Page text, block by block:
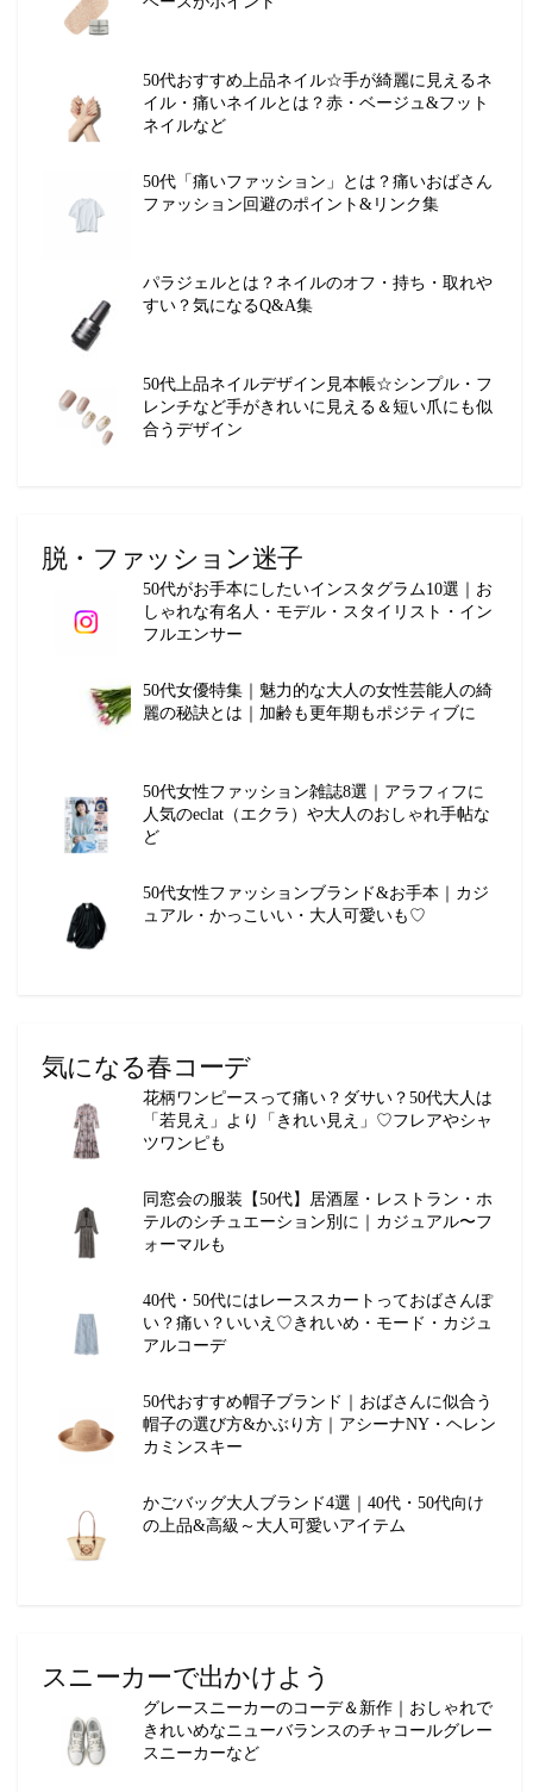
50代おすすめ上品ネイル☆手が綺麗に見えるネ
イル・痛いネイルとは？赤・ベージュ&フット
ネイルなど
50代「痛いファッション」とは？痛いおばさん
ファッション回避のポイント&リンク集
パラジェルとは？ネイルのオフ・持ち・取れや
すい？気になるQ&A集
50代上品ネイルデザイン見本帳☆シンプル・フ
レンチなど手がきれいに見える＆短い爪にも似
合うデザイン
脱・ファッション迷子
50代がお手本にしたいインスタグラム10選｜お
しゃれな有名人・モデル・スタイリスト・イン
フルエンサー
50代女優特集｜魅力的な大人の女性芸能人の綺
麗の秘訣とは｜加齢も更年期もポジティブに
50代女性ファッション雑誌8選｜アラフィフに
人気のeclat（エクラ）や大人のおしゃれ手帖な
ど
50代女性ファッションブランド&お手本｜カジ
ュアル・かっこいい・大人可愛いも♡
気になる春コーデ
花柄ワンピースって痛い？ダサい？50代大人は
「若見え」より「きれい見え」♡フレアやシャ
ツワンピも
同窓会の服装【50代】居酒屋・レストラン・ホ
テルのシチュエーション別に｜カジュアル〜フ
ォーマルも
40代・50代にはレーススカートっておばさんぽ
い？痛い？いいえ♡きれいめ・モード・カジュ
アルコーデ
50代おすすめ帽子ブランド｜おばさんに似合う
帽子の選び方&かぶり方｜アシーナNY・ヘレン
カミンスキー
かごバッグ大人ブランド4選｜40代・50代向け
の上品&高級～大人可愛いアイテム
スニーカーで出かけよう
グレースニーカーのコーデ＆新作｜おしゃれで
きれいめなニューバランスのチャコールグレー
スニーカーなど